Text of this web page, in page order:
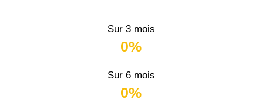
Sur 3 mois
0%
Sur 6 mois
0%